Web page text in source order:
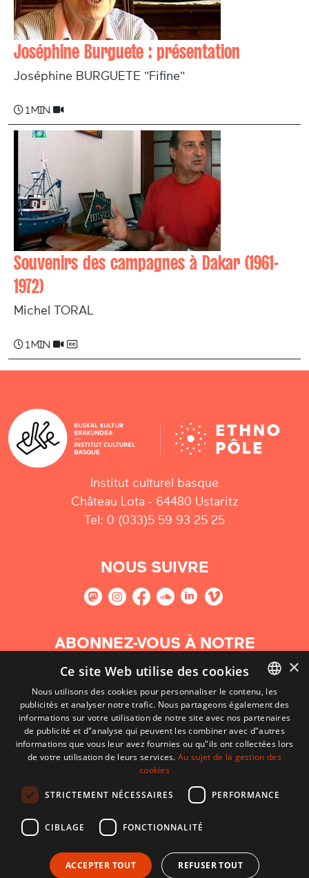
Joséphine Burguete : présentation
Joséphine BURGUETE "Fifine"
1 min
Souvenirs des campagnes à Dakar (1961-
1972)
Michel TORAL
1 min
Institut culturel basque
Château Lota - 64480 Ustaritz
Tel: 0 (033)5 59 93 25 25
NOUS SUIVRE
ABONNEZ-VOUS À NOTRE
NEWSLETTER
S'abonner
BASQUE
FRENCH
×
Ce site Web utilise des cookies
Nous utilisons des cookies pour personnaliser le contenu, les
publicités et analyser notre trafic. Nous partageons également des
informations sur votre utilisation de notre site avec nos partenaires
de publicité et d"analyse qui peuvent les combiner avec d"autres
informations que vous leur avez fournies ou qu"ils ont collectées lors
de votre utilisation de leurs services.Au sujet de la gestion des
cookies
STRICTEMENT NÉCESSAIRES PERFORMANCE
CIBLAGE FONCTIONNALITÉ
ACCEPTER TOUT REFUSER TOUT